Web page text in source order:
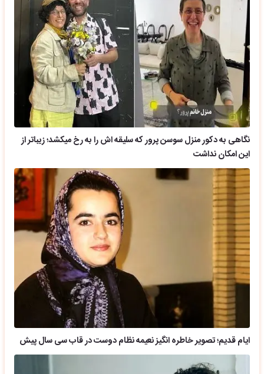
نگاهی به دکور منزل سوسن پرور که سلیقه اش را به رخ میکشد؛ زیباتر از
این امکان نداشت
ایام قدیم؛ تصویر خاطره انگیز نعیمه نظام دوست در قاب سی سال پیش